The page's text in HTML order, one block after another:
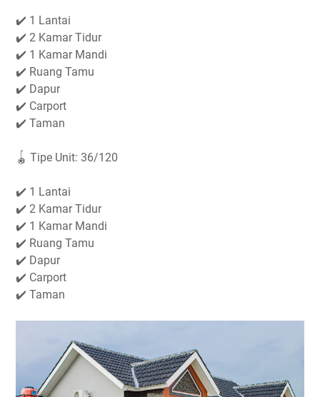
✔️ 1 Lantai
✔️ 2 Kamar Tidur
✔️ 1 Kamar Mandi
✔️ Ruang Tamu
✔️ Dapur
✔️ Carport
✔️ Taman
🪀 Tipe Unit: 36/120
✔️ 1 Lantai
✔️ 2 Kamar Tidur
✔️ 1 Kamar Mandi
✔️ Ruang Tamu
✔️ Dapur
✔️ Carport
✔️ Taman